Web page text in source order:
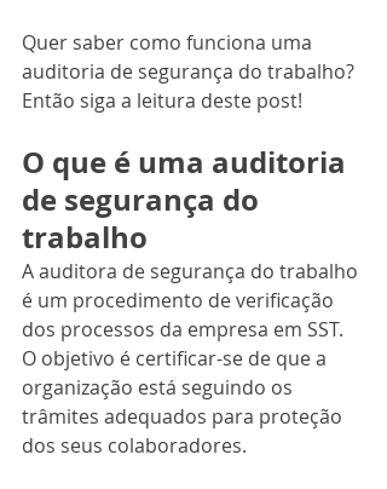
Quer saber como funciona uma
auditoria de segurança do trabalho?
Então siga a leitura deste post!
O que é uma auditoria
de segurança do
trabalho
A auditora de segurança do trabalho
é um procedimento de verificação
dos processos da empresa em SST.
O objetivo é certificar-se de que a
organização está seguindo os
trâmites adequados para proteção
dos seus colaboradores.